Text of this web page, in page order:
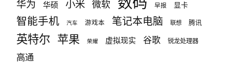
华为 华硕 小米 微软 早报 显卡
智能手机 汽车 游戏本 笔记本电脑 联想 腾讯
英特尔 苹果 荣耀 虚拟现实 谷歌 锐龙处理器
高通